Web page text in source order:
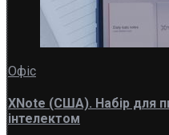
Офіс
XNote (США). Набір для
інтелектом